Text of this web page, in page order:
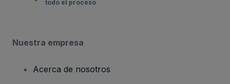
todo el proceso
Nuestra empresa
Acerca de nosotros